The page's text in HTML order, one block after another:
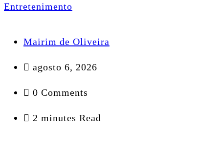
Entretenimento
Mairim de Oliveira
agosto 6, 2026
0 Comments
2 minutes Read